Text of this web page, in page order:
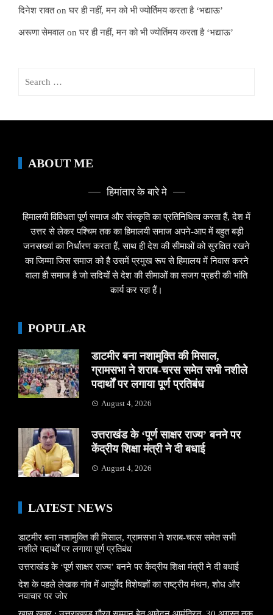
दिनेश रावतonघर ही नहीं, मन को भी ज्योर्तिमय करता है ‘भद्याऊ’
अरूणा सेमवाल onघर ही नहीं, मन को भी ज्योर्तिमय करता है ‘भद्याऊ’
ABOUT ME
हिमांतार के बारे मे
हिमालयी विविधता पूर्ण समाज और संस्कृति का प्रतिनिधित्व करता हैं, देश में
उत्तर से लेकर पश्चिम तक का हिमालयी समाज अपने-आप में बहुत बड़ी
जनसख्यां का निर्धारण करता हैं, साथ ही देश की सीमाओं को सुरक्षित रखने
का जिम्मा जिस समाज को है उसमें प्रमुख रूप से हिमालय में निवास करने
वाला ही समाज है जो सदियों से देश की सीमाओं का सजग प्रहरी की भांति
कार्य कर रहा हैं।
POPULAR
डाटमीर बना नशामुक्ति की मिसाल,
ग्रामसभा ने शराब-चरस समेत सभी नशीले
पदार्थों पर लगाया पूर्ण प्रतिबंध
August 4, 2026
उत्तराखंड के ‘पूर्ण साक्षर राज्य’ बनने पर
केंद्रीय शिक्षा मंत्री ने दी बधाई
August 4, 2026
LATEST NEWS
डाटमीर बना नशामुक्ति की मिसाल, ग्रामसभा ने शराब-चरस समेत सभी
नशीले पदार्थों पर लगाया पूर्ण प्रतिबंध
उत्तराखंड के ‘पूर्ण साक्षर राज्य’ बनने पर केंद्रीय शिक्षा मंत्री ने दी बधाई
देश के पहले लेखक गांव में आयुर्वेद विशेषज्ञों का राष्ट्रीय मंथन, शोध और
नवाचार पर जोर